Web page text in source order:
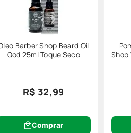
Barber Shop Beard Oil
Qod 25ml Toque Seco
R$ 32,99
Comprar
Shop